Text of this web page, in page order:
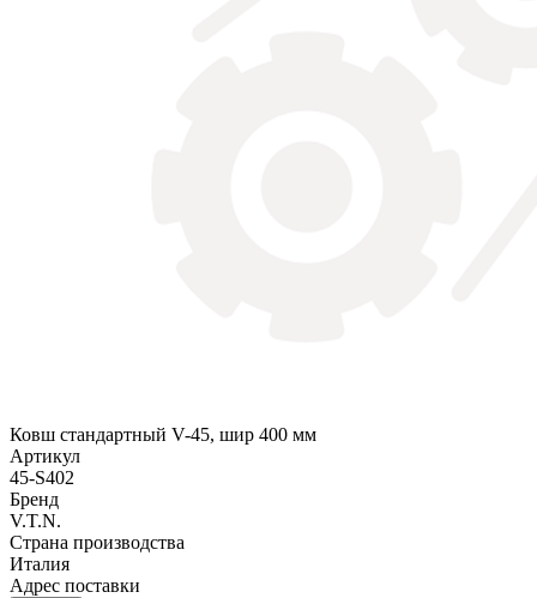
Ковш стандартный V-45, шир 400 мм
Артикул
45-S402
Бренд
V.T.N.
Страна производства
Италия
Адрес поставки